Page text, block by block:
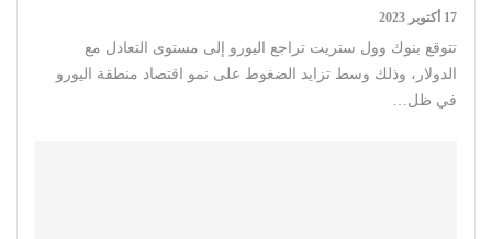
17 أكتوبر 2023
تتوقع بنوك وول ستريت تراجع اليورو إلى مستوى التعادل مع
الدولار، وذلك وسط تزايد الضغوط على نمو اقتصاد منطقة اليورو
في ظل…